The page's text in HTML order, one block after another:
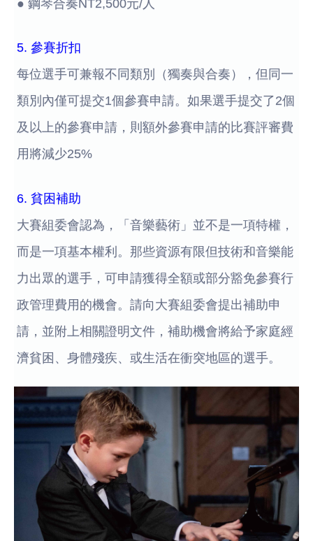
● 鋼琴合奏NT2,500元/人
5. 參賽折扣
每位選手可兼報不同類別（獨奏與合奏），但同一
類別內僅可提交1個參賽申請。如果選手提交了2個
及以上的參賽申請，則額外參賽申請的比賽評審費
用將減少25%
6. 貧困補助
大賽組委會認為，「音樂藝術」並不是一項特權，
而是一項基本權利。那些資源有限但技術和音樂能
力出眾的選手，可申請獲得全額或部分豁免參賽行
政管理費用的機會。請向大賽組委會提出補助申
請，並附上相關證明文件，補助機會將給予家庭經
濟貧困、身體殘疾、或生活在衝突地區的選手。